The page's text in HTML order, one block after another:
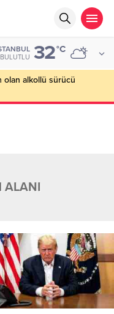
32°C
olan alkollü sürücü
ALANI